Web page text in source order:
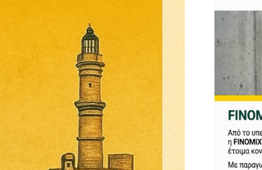
την ανεξαρτησία της δημοσιογραφίας μας.
διαρκεί λιγότερο από 1 λεπτό.
θερμά.